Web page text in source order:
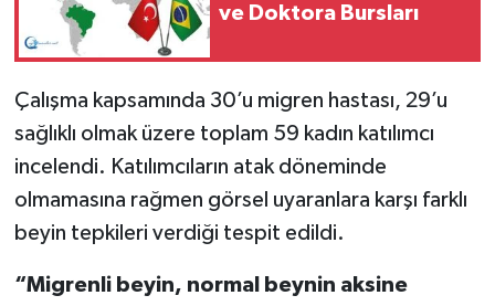
ve Doktora Bursları
Çalışma kapsamında 30’u migren hastası, 29’u
sağlıklı olmak üzere toplam 59 kadın katılımcı
incelendi. Katılımcıların atak döneminde
olmamasına rağmen görsel uyaranlara karşı farklı
beyin tepkileri verdiği tespit edildi.
“Migrenli beyin, normal beynin aksine